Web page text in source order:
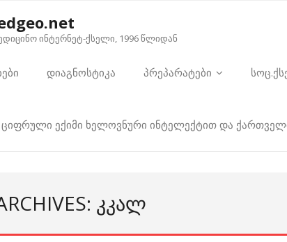
ინტერნეტ-ქსელი, 1996 წლიდან
დიაგნოსტიკა პრეპარატები
ციფრული ექიმი ხელოვნური ინტელექტით და
ᲙᲙᲐᲚ